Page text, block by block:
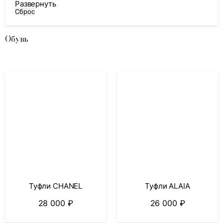
Развернуть
Сброс
Обувь
Туфли CHANEL
28 000 ₽
Туфли ALAIA
26 000 ₽